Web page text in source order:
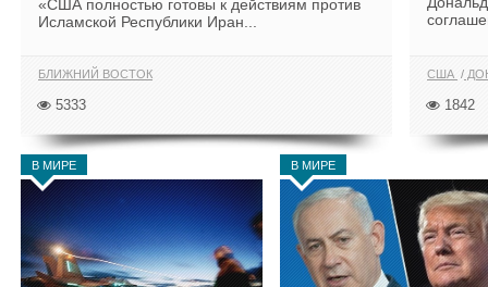
«США полностью готовы к действиям против
Исламской Республики Иран...
БЛИЖНИЙ ВОСТОК
5333
США
1842
В МИРЕ В МИРЕ